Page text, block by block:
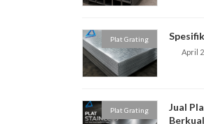
Plat Grating
April
Plat Grating
Jual